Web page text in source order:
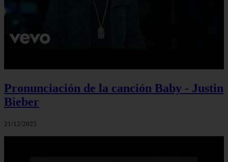
Pronunciación de la canción Baby - Justin
Bieber
21/12/2025